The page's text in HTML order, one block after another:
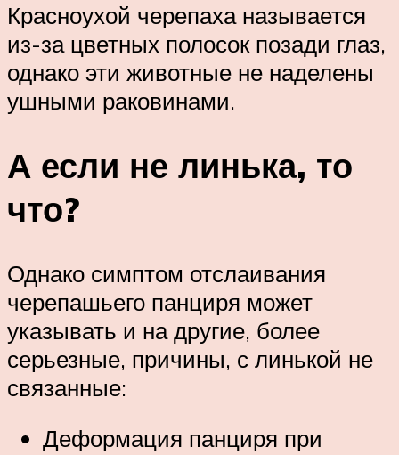
Красноухой черепаха называется
из-за цветных полосок позади глаз,
однако эти животные не наделены
ушными раковинами.
А если не линька, то
что?
Однако симптом отслаивания
черепашьего панциря может
указывать и на другие, более
серьезные, причины, с линькой не
связанные:
Деформация панциря при